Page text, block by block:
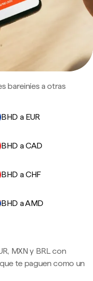
bareiníes a otras
BHD a EUR
BHD a CAD
BHD a CHF
BHD a AMD
MXN y BRL con
te paguen como un